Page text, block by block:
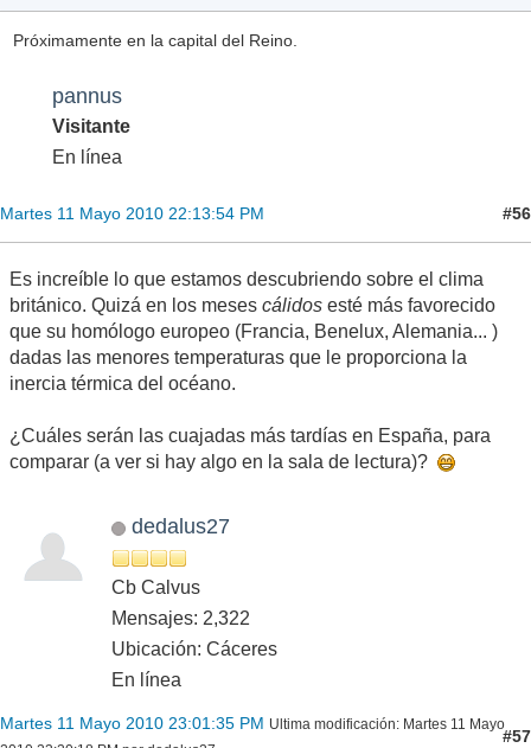
Próximamente en la capital del Reino.
pannus
Visitante
En línea
Martes 11 Mayo 2010 22:13:54 PM #56
Es increíble lo que estamos descubriendo sobre el clima
británico. Quizá en los meses cálidos esté más favorecido
que su homólogo europeo (Francia, Benelux, Alemania... )
dadas las menores temperaturas que le proporciona la
inercia térmica del océano.
¿Cuáles serán las cuajadas más tardías en España, para
comparar (a ver si hay algo en la sala de lectura)?
dedalus27
Cb Calvus
Mensajes: 2,322
Ubicación: Cáceres
En línea
Martes 11 Mayo 2010 23:01:35 PM Ultima modificación: Martes 11 Mayo
#57